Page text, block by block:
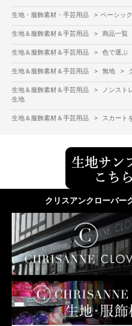
生地・服飾素材・手芸用品 > ベーシッ
生地＆服飾素材＆手芸用品 > 商品一覧
生地＆服飾素材＆手芸用品 > 色で選ぶ
生地＆服飾素材＆手芸用品 > 無地 >
生地＆服飾素材＆手芸用品 > ノンスト
生地
生地＆服飾素材＆手芸用品 > スカート
クリスアンクローバー